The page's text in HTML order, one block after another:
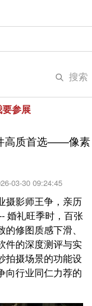
搜索
参展
高质首选——像素
03-30 09:24:45
摄影师王争，亲历
婚礼旺季时，百张
修图质感下滑、
件的深度测评与实
拍摄场景的功能设
向行业同仁力荐的